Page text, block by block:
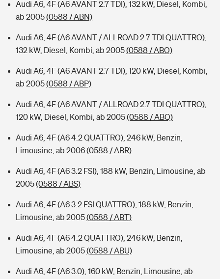
Audi A6, 4F (A6 AVANT 2.7 TDI), 132 kW, Diesel, Kombi,
ab 2005(0588 / ABN)
Audi A6, 4F (A6 AVANT / ALLROAD 2.7 TDI QUATTRO),
132 kW, Diesel, Kombi, ab 2005(0588 / ABO)
Audi A6, 4F (A6 AVANT 2.7 TDI), 120 kW, Diesel, Kombi,
ab 2005(0588 / ABP)
Audi A6, 4F (A6 AVANT / ALLROAD 2.7 TDI QUATTRO),
120 kW, Diesel, Kombi, ab 2005(0588 / ABQ)
Audi A6, 4F (A6 4.2 QUATTRO), 246 kW, Benzin,
Limousine, ab 2006(0588 / ABR)
Audi A6, 4F (A6 3.2 FSI), 188 kW, Benzin, Limousine, ab
2005(0588 / ABS)
Audi A6, 4F (A6 3.2 FSI QUATTRO), 188 kW, Benzin,
Limousine, ab 2005(0588 / ABT)
Audi A6, 4F (A6 4.2 QUATTRO), 246 kW, Benzin,
Limousine, ab 2005(0588 / ABU)
Audi A6, 4F (A6 3.0), 160 kW, Benzin, Limousine, ab